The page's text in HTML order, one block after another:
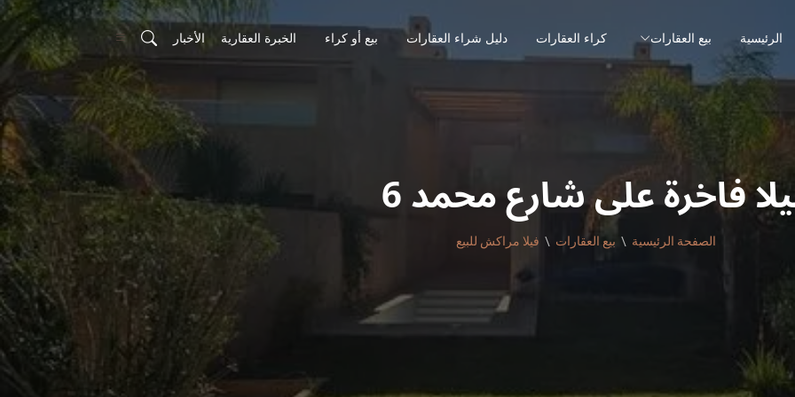
الرئيسية بيع العقارات كراء العقارات دليل شراء العقارات بيع أو كراء الخبرة العقارية الأخبار
فاخرة على شارع محمد 6
الصفحة الرئيسية بيع العقارات فيلا مراكش للبيع